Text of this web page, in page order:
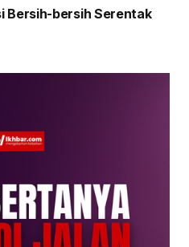
Bersih-bersih Serentak